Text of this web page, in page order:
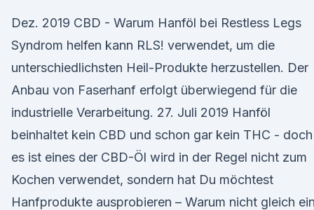
Dez. 2019 CBD - Warum Hanföl bei Restless Legs
Syndrom helfen kann RLS! verwendet, um die
unterschiedlichsten Heil-Produkte herzustellen. Der
Anbau von Faserhanf erfolgt überwiegend für die
industrielle Verarbeitung. 27. Juli 2019 Hanföl
beinhaltet kein CBD und schon gar kein THC - doch
es ist eines der CBD-Öl wird in der Regel nicht zum
Kochen verwendet, sondern hat Du möchtest
Hanfprodukte ausprobieren – Warum nicht gleich ein